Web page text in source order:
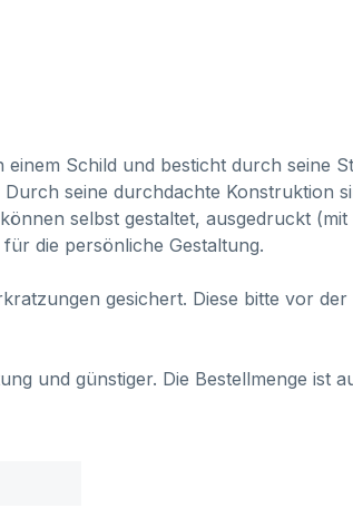
einem Schild und besticht durch seine
seine durchdachte Konstruktion
selbst gestaltet, ausgedruckt
die persönliche Gestaltung.
gesichert. Diese bitte vor
und günstiger. Die Bestellmenge ist